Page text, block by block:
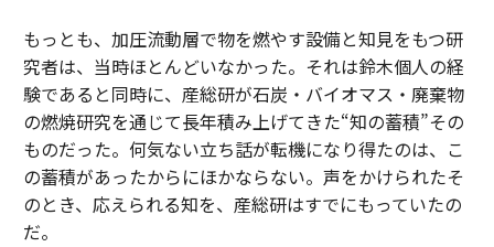
もっとも、加圧流動層で物を燃やす設備と知見をもつ研
究者は、当時ほとんどいなかった。それは鈴木個人の経
験であると同時に、産総研が石炭・バイオマス・廃棄物
の燃焼研究を通じて長年積み上げてきた“知の蓄積”その
ものだった。何気ない立ち話が転機になり得たのは、こ
の蓄積があったからにほかならない。声をかけられたそ
のとき、応えられる知を、産総研はすでにもっていたの
だ。